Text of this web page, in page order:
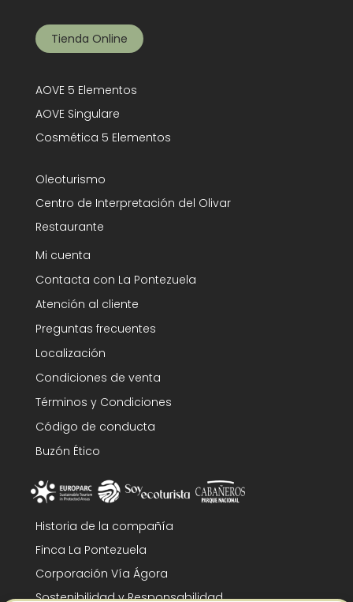
Tienda Online
AOVE 5 Elementos
AOVE Singulare
Cosmética 5 Elementos
Oleoturismo
Centro de Interpretación del Olivar
Restaurante
Mi cuenta
Contacta con La Pontezuela
Atención al cliente
Preguntas frecuentes
Localización
Condiciones de venta
Términos y Condiciones
Código de conducta
Buzón Ético
Historia de la compañía
Finca La Pontezuela
Corporación Vía Ágora
Sostenibilidad y Responsabilidad